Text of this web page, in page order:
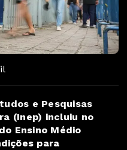
e Pesquisas
(Inep) incluiu no
Ensino Médio
para